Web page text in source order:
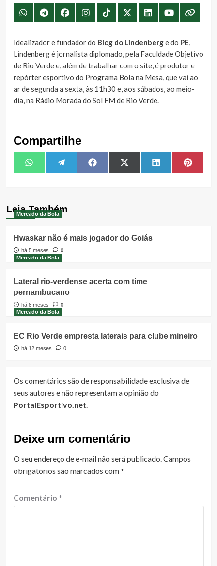
Idealizador e fundador do Blog do Lindenberge do PE,
Lindenberg é jornalista diplomado, pela Faculdade Objetivo
de Rio Verde e, além de trabalhar com o site, é produtor e
repórter esportivo do Programa Bola na Mesa, que vai ao
ar de segunda a sexta, às 11h30 e, aos sábados, ao meio-
dia, na Rádio Morada do Sol FM de Rio Verde.
Compartilhe
Share
on
WhatsAppShare
on
TelegramShare
on
FacebookShare
on
X
(Twitter)
Share
on
LinkedIn Share
on
Leia Também
Mercado da Bola
Hwaskar não é mais jogador do Goiás
há 5 meses
0
Mercado da Bola
Lateral rio-verdense acerta com time
pernambucano
há 8 meses
0
Mercado da Bola
EC Rio Verde empresta laterais para clube mineiro
há 12 meses 0
Os comentários são de responsabilidade exclusiva de
seus autores e não representam a opinião do
PortalEsportivo.net
Deixe um comentário
O seu endereço de e-mail não será publicado. Campos
obrigatórios são marcados com*
Comentário *